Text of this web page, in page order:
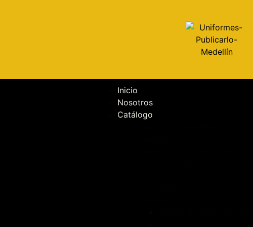
Inicio
Nosotros
Catálogo